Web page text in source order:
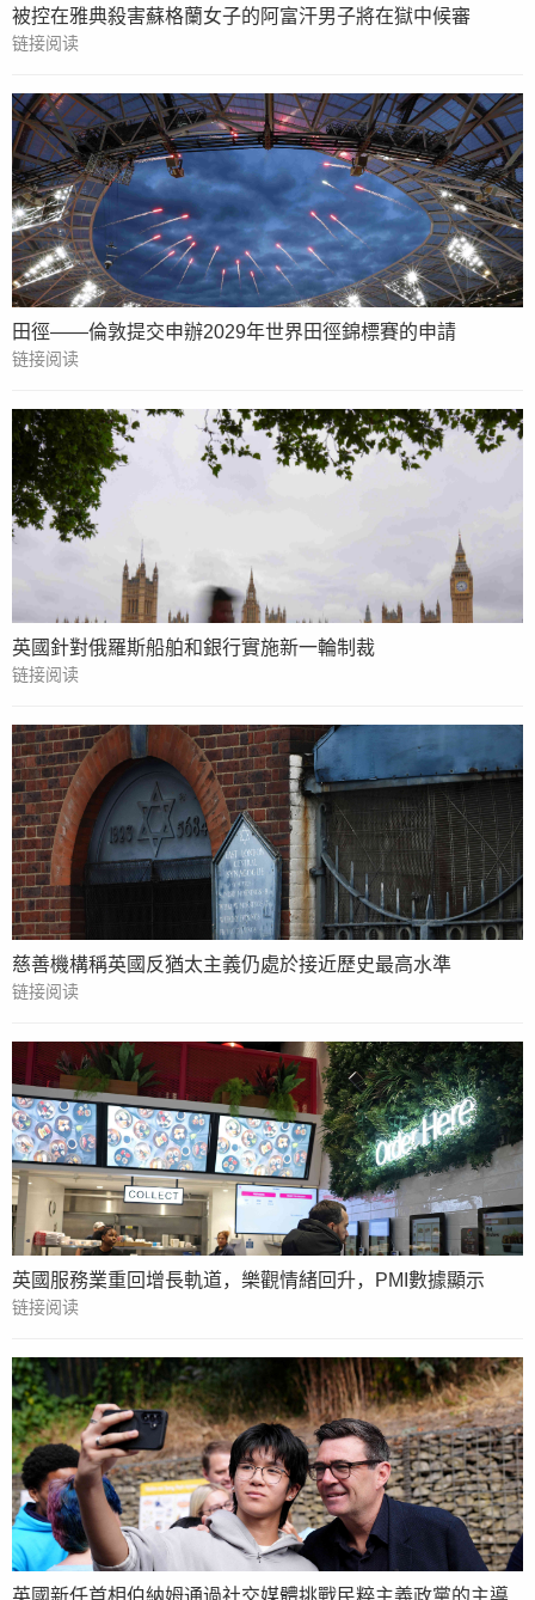
被控在雅典殺害蘇格蘭女子的阿富汗男子將在獄中候審
链接阅读
田徑——倫敦提交申辦2029年世界田徑錦標賽的申請
链接阅读
英國針對俄羅斯船舶和銀行實施新一輪制裁
链接阅读
慈善機構稱英國反猶太主義仍處於接近歷史最高水準
链接阅读
英國服務業重回增長軌道，樂觀情緒回升，PMI數據顯示
链接阅读
英國新任首相伯納姆通過社交媒體挑戰民粹主義政黨的主導